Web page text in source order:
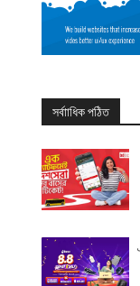
সর্বাাধিক পঠিত